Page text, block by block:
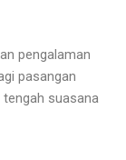
pengalaman
pasangan
tengah suasana